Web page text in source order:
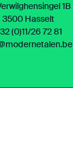
1B
3500 Hasselt
(0)11/26 72 81